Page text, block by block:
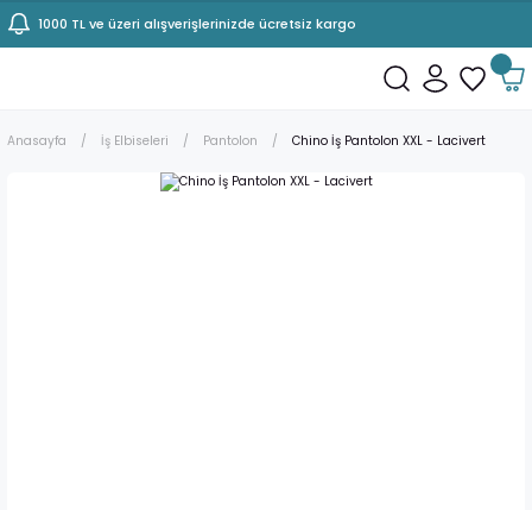
1000 TL ve üzeri alışverişlerinizde ücretsiz kargo
Anasayfa İş Elbiseleri Pantolon Chino İş Pantolon XXL - Lacivert